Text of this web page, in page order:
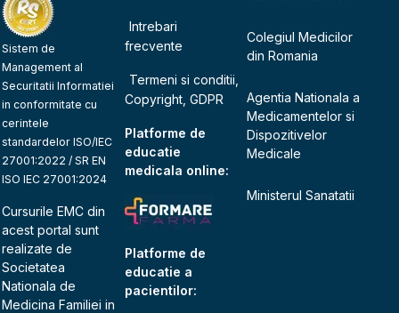
Sistem de
Management al
Securitatii Informatiei
in conformitate cu
cerintele
standardelor ISO/IEC
27001:2022 / SR EN
ISO IEC 27001:2024
Cursurile EMC din
acest portal sunt
realizate de
Societatea
Nationala de
Medicina Familiei in
Intrebari
frecvente
Termeni si conditii,
Copyright, GDPR
Platforme de
educatie
medicala online:
Platforme de
educatie a
pacientilor:
Colegiul Medicilor
din Romania
Agentia Nationala a
Medicamentelor si
Dispozitivelor
Medicale
Ministerul Sanatatii